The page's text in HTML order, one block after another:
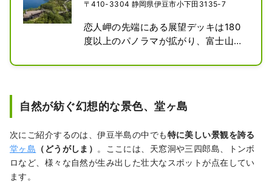
〒410-3304 静岡県伊豆市小下田3135-7
恋人岬の先端にある展望デッキは180
度以上のパノラマが拡がり、富士山や
ある、愛の鐘「ラブコールベル」を3
パワースポットとして、恋人達や観光
ここで鐘を鳴らして、遊歩道入口にあ
るステラハウスで恋人宣言証明書を発
行してもらいめでたく結婚にゴールイ
自然が紡ぐ幻想的な景色、堂ヶ島
次にご紹介するのは、伊豆半島の中でも特に美しい景観を誇る
堂ヶ島 （どうがしま） 。ここには、天窓洞や三四郎島、トンボ
ロなど、様々な自然が生み出した壮大なスポットが点在してい
ます。